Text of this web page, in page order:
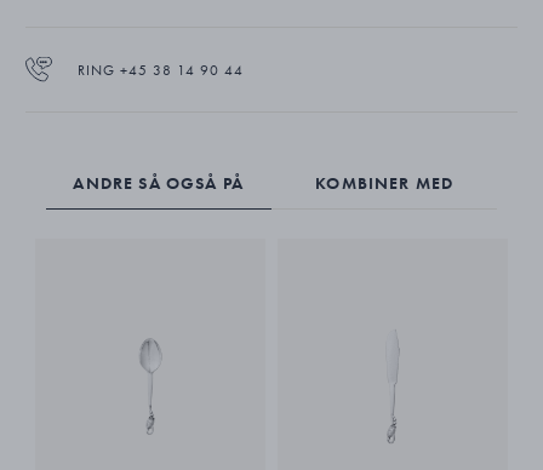
RING +45 38 14 90 44
ANDRE SÅ OGSÅ PÅ KOMBINER MED